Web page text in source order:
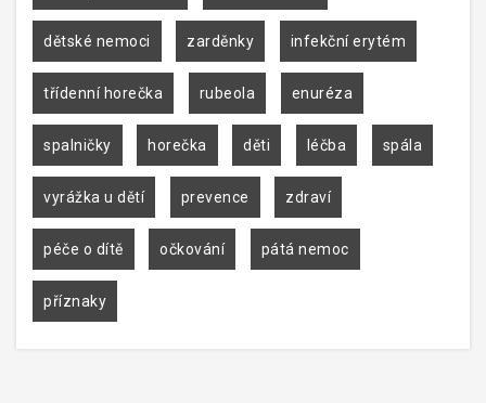
dětské nemoci zarděnky infekční erytém
třídenní horečka rubeola enuréza
spalničky horečka děti léčba spála
vyrážka u dětí prevence zdraví
péče o dítě očkování pátá nemoc
příznaky